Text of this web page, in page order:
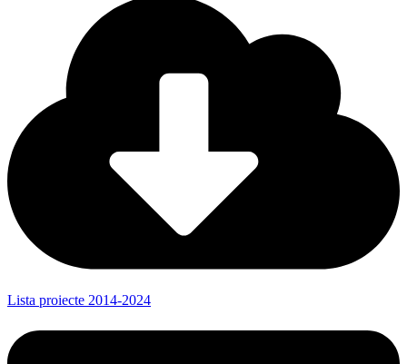
Lista proiecte 2014-2024